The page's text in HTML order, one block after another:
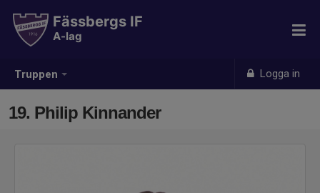
Truppen Logga in
Fässbergs IF
A-lag
19. Philip Kinnander